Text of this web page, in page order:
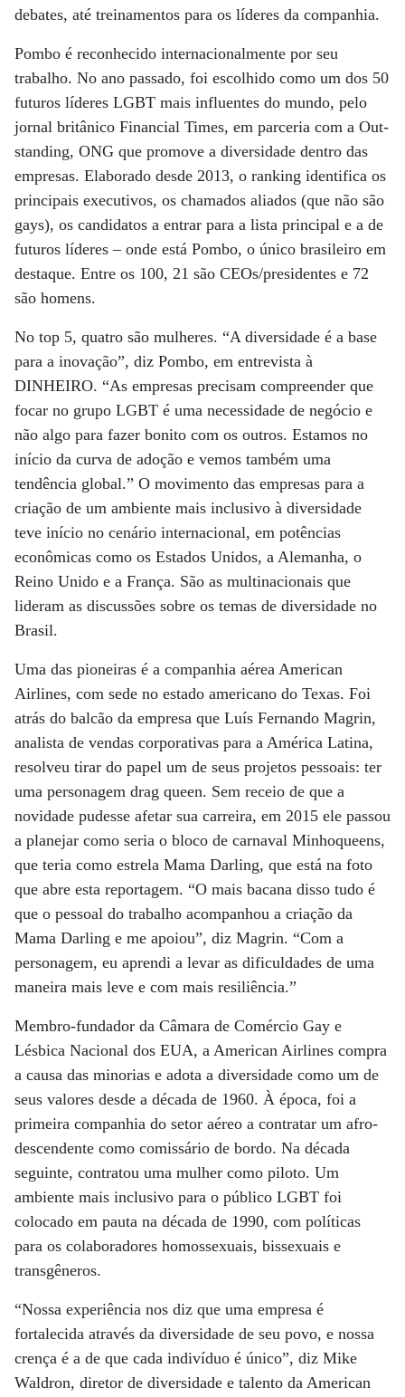
debates, até treinamentos para os líderes da companhia.
Pombo é reconhecido internacionalmente por seu
trabalho. No ano passado, foi escolhido como um dos 50
futuros líderes LGBT mais influentes do mundo, pelo
jornal britânico Financial Times, em parceria com a Out­
standing, ONG que promove a diversidade dentro das
empresas. Elaborado desde 2013, o ranking identifica os
principais executivos, os chamados aliados (que não são
gays), os candidatos a entrar para a lista principal e a de
futuros líderes – onde está Pombo, o único brasileiro em
destaque. Entre os 100, 21 são CEOs/presidentes e 72
são homens.
No top 5, quatro são mulheres. “A diversidade é a base
para a inovação”, diz Pombo, em entrevista à
DINHEIRO. “As empresas precisam compreender que
focar no grupo LGBT é uma necessidade de negócio e
não algo para fazer bonito com os outros. Estamos no
início da curva de adoção e vemos também uma
tendência global.” O movimento das empresas para a
criação de um ambiente mais inclusivo à diversidade
teve início no cenário internacional, em potências
econômicas como os Estados Unidos, a Alemanha, o
Reino Unido e a França. São as multinacionais que
lideram as discussões sobre os temas de diversidade no
Brasil.
Uma das pioneiras é a companhia aérea American
Airlines, com sede no estado americano do Texas. Foi
atrás do balcão da empresa que Luís Fernando Magrin,
analista de vendas corporativas para a América Latina,
resolveu tirar do papel um de seus projetos pessoais: ter
uma personagem drag queen. Sem receio de que a
novidade pudesse afetar sua carreira, em 2015 ele passou
a planejar como seria o bloco de carnaval Minhoqueens,
que teria como estrela Mama Darling, que está na foto
que abre esta reportagem. “O mais bacana disso tudo é
que o pessoal do trabalho acompanhou a criação da
Mama Darling e me apoiou”, diz Magrin. “Com a
personagem, eu aprendi a levar as dificuldades de uma
maneira mais leve e com mais resiliência.”
Membro-fundador da Câmara de Comércio Gay e
Lésbica Nacional dos EUA, a American Airlines compra
a causa das minorias e adota a diversidade como um de
seus valores desde a década de 1960. À época, foi a
primeira companhia do setor aéreo a contratar um afro-
descendente como comissário de bordo. Na década
seguinte, contratou uma mulher como piloto. Um
ambiente mais inclusivo para o público LGBT foi
colocado em pauta na década de 1990, com políticas
para os colaboradores homossexuais, bissexuais e
transgêneros.
“Nossa experiência nos diz que uma empresa é
fortalecida através da diversidade de seu povo, e nossa
crença é a de que cada indivíduo é único”, diz Mike
Waldron, diretor de diversidade e talento da American